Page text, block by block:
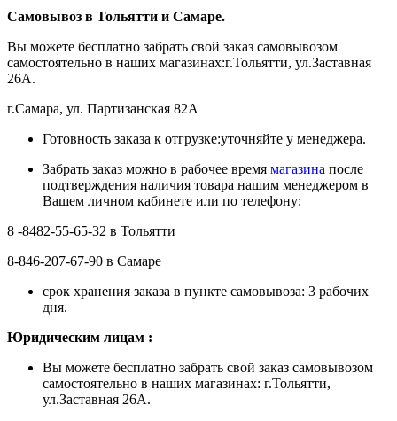
Самовывоз в Тольятти и Самаре.
Вы можете бесплатно забрать свой заказ самовывозом
самостоятельно в наших магазинах:г.Тольятти, ул.Заставная
26А.
г.Самара, ул. Партизанская 82А
Готовность заказа к отгрузке:уточняйте у менеджера.
Забрать заказ можно в рабочее время магазина после
подтверждения наличия товара нашим менеджером в
Вашем личном кабинете или по телефону:
8 -8482-55-65-32 в Тольятти
8-846-207-67-90 в Самаре
срок хранения заказа в пункте самовывоза: 3 рабочих
дня.
Юридическим лицам :
Вы можете бесплатно забрать свой заказ самовывозом
самостоятельно в наших магазинах: г.Тольятти,
ул.Заставная 26А.